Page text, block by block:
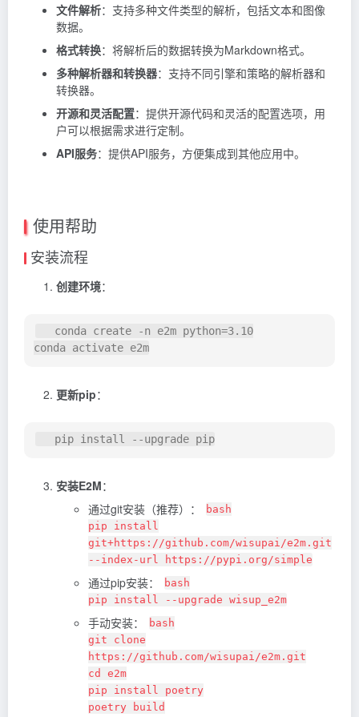
文件解析：支持多种文件类型的解析，包括文本和图像
数据。
格式转换：将解析后的数据转换为Markdown格式。
多种解析器和转换器：支持不同引擎和策略的解析器和
转换器。
开源和灵活配置：提供开源代码和灵活的配置选项，用
户可以根据需求进行定制。
API服务：提供API服务，方便集成到其他应用中。
使用帮助
安装流程
创建环境：
更新pip：
安装E2M：
通过git安装（推荐）：
bash
pip install
git+https://github.com/wisupai/e2m.git
--index-url https://pypi.org/simple
通过pip安装：
bash
pip install --upgrade wisup_e2m
手动安装：
bash
git clone
https://github.com/wisupai/e2m.git
cd e2m
pip install poetry
poetry build